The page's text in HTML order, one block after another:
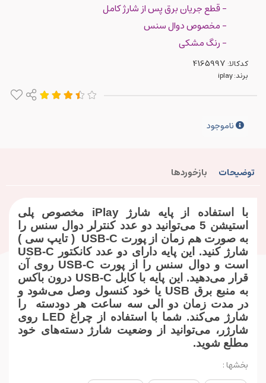
- قطع جریان برق پس از شارژ کامل
- مخصوص دوال سنس
- رنگ مشکی
کدکالا:
برند:iplay
ناموجود
توضیحات بازخوردها
با استفاده از پایه شارژ iPlay مخصوص پلی
استیشن 5 می‌توانید دو عدد کنترلر دوال سنس را
به صورت هم زمان از پورت USB-C ( تایپ سی )
شارژ کنید. این پایه دارای دو عدد کانکتور USB-C
است و دوال سنس را از پورت USB-C روی آن
قرار می‌دهید. این پایه با کابل USB-C درون باکس
به منبع برق USB یا خود کنسول وصل می‌شود و
در مدت زمان دو الی سه ساعت هر دودسته را
شارژ می‌کند. شما با استفاده از چراغ LED روی
شارژر، می‌توانید از وضعیت شارژ دسته‌های خود
مطلع شوید.
بخشها :